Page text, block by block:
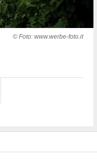
© Foto: www.werbe-foto.it